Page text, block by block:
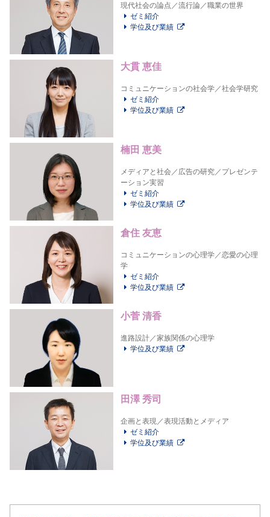
現代社会の論点／流行論／職業の世界
ゼミ紹介
学位及び業績
大貫 恵佳
コミュニケーションの社会学／社会学研究
ゼミ紹介
学位及び業績
楠田 恵美
メディアと社会／広告の研究／プレゼンテ
ーション実習
ゼミ紹介
学位及び業績
倉住 友恵
コミュニケーションの心理学／恋愛の心理
学
ゼミ紹介
学位及び業績
小菅 清香
進路設計／家族関係の心理学
学位及び業績
田澤 秀司
企画と表現／表現活動とメディア
ゼミ紹介
学位及び業績